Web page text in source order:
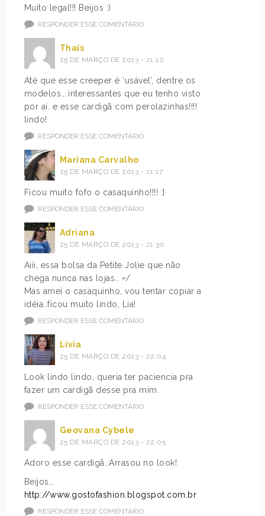
Muito legal!!! Beijos :)
RESPONDER ESSE COMENTÁRIO
Thaís
25 DE MARÇO DE 2013 - 21:10
Até que esse creeper é ‘usável’, dentre os
modelos… interessantes que eu tenho visto
por aí. e esse cardigã com perolazinhas!!!!
lindo!
RESPONDER ESSE COMENTÁRIO
Mariana Carvalho
25 DE MARÇO DE 2013 - 21:17
Ficou muito fofo o casaquinho!!!! :}
RESPONDER ESSE COMENTÁRIO
Adriana
25 DE MARÇO DE 2013 - 21:30
Aiii, essa bolsa da Petite Jolie que não
chega nunca nas lojas.. =/
Mas amei o casaquinho, vou tentar copiar a
idéia..ficou muito lindo, Lia!
RESPONDER ESSE COMENTÁRIO
Lívia
25 DE MARÇO DE 2013 - 22:04
Look lindo lindo, queria ter paciencia pra
fazer um cardigã desse pra mim.
RESPONDER ESSE COMENTÁRIO
Geovana Cybele
25 DE MARÇO DE 2013 - 22:05
Adoro esse cardigã…Arrasou no look!
Beijos…
http://www.gostofashion.blogspot.com.br
RESPONDER ESSE COMENTÁRIO